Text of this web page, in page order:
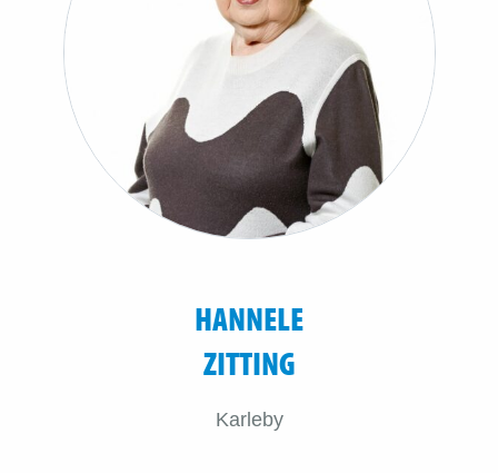
HANNELE
ZITTING
Karleby